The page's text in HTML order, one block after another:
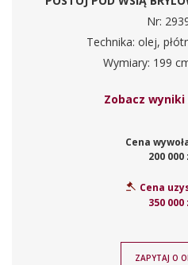
Nr:
Technika: olej,
Wymiary: 199
Zobacz
Cena
200 000
Cena
350 000
ZAPYTAJ O